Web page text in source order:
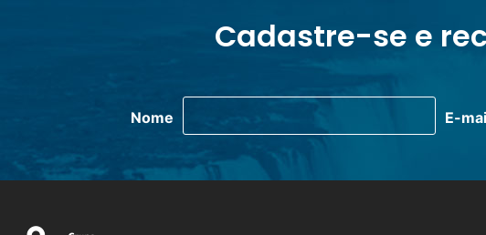
Cadastre-se e
Nome E-